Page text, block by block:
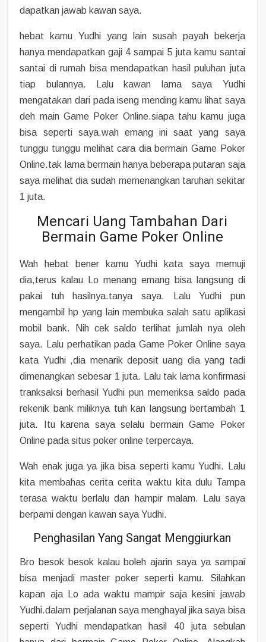
dapatkan jawab kawan saya.
hebat kamu Yudhi yang lain susah payah bekerja
hanya mendapatkan gaji 4 sampai 5 juta kamu santai
santai di rumah bisa mendapatkan hasil puluhan juta
tiap bulannya. Lalu kawan lama saya Yudhi
mengatakan dari pada iseng mending kamu lihat saya
deh main Game Poker Online.siapa tahu kamu juga
bisa seperti saya.wah emang ini saat yang saya
tunggu tunggu melihat cara dia bermain Game Poker
Online.tak lama bermain hanya beberapa putaran saja
saya melihat dia sudah memenangkan taruhan sekitar
1 juta.
Mencari Uang Tambahan Dari
Bermain Game Poker Online
Wah hebat bener kamu Yudhi kata saya memuji
dia,terus kalau Lo menang emang bisa langsung di
pakai tuh hasilnya.tanya saya. Lalu Yudhi pun
mengambil hp yang lain membuka salah satu aplikasi
mobil bank. Nih cek saldo terlihat jumlah nya oleh
saya. Lalu perhatikan pada Game Poker Online saya
kata Yudhi ,dia menarik deposit uang dia yang tadi
dimenangkan sebesar 1 juta. Lalu tak lama konfirmasi
tranksaksi berhasil Yudhi pun memeriksa saldo pada
rekenik bank miliknya tuh kan langsung bertambah 1
juta. Itu karena saya selalu bermain Game Poker
Online pada situs poker online terpercaya.
Wah enak juga ya jika bisa seperti kamu Yudhi. Lalu
kita membahas cerita cerita waktu kita dulu Tampa
terasa waktu berlalu dan hampir malam. Lalu saya
berpami dengan kawan saya Yudhi.
Penghasilan Yang Sangat Menggiurkan
Bro besok besok kalau boleh ajarin saya ya sampai
bisa menjadi master poker seperti kamu. Silahkan
kapan aja Lo ada waktu mampir saja kesini jawab
Yudhi.dalam perjalanan saya menghayal jika saya bisa
seperti Yudhi mendapatkan hasil 40 juta sebulan